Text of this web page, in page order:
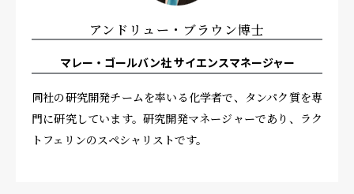
アンドリュー・ブラウン博士
マレー・ゴールバン社 サイエンスマネージャー
同社の研究開発チームを率いる化学者で、タンパク質を専
門に研究しています。研究開発マネージャーであり、ラク
トフェリンのスペシャリストです。